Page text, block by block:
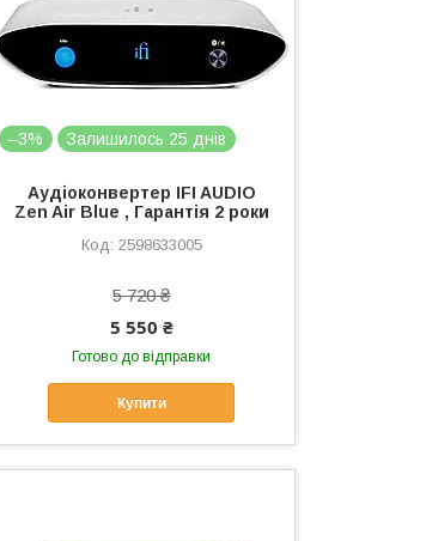
–3% Залишилось 25 днів
Аудіоконвертер IFI AUDIO
Zen Air Blue , Гарантія 2 роки
2598633005
5 720 ₴
5 550 ₴
Готово до відправки
Купити